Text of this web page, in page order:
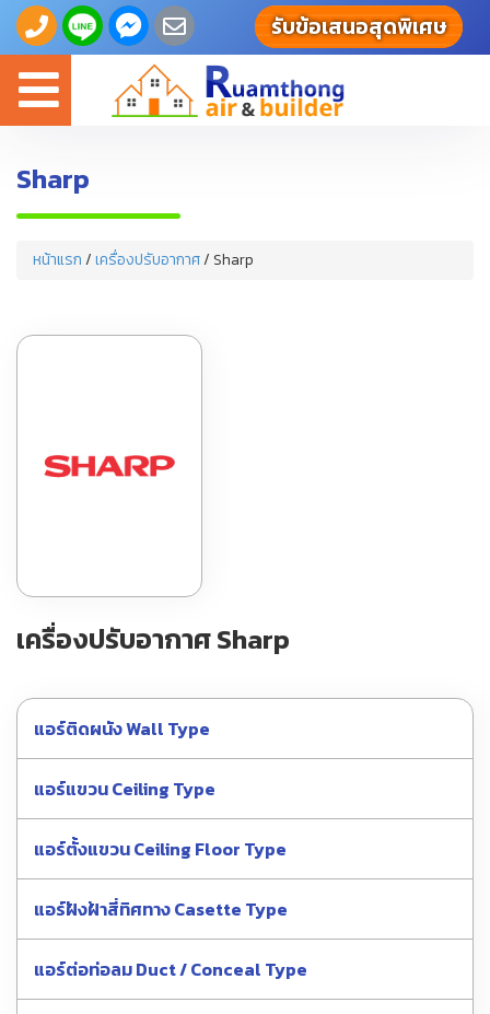
รับข้อเสนอสุดพิเศษ
Toggle
navigation
Sharp
หน้าแรก/เครื่องปรับอากาศ/ Sharp
เครื่องปรับอากาศ Sharp
แอร์ติดผนัง Wall Type
แอร์แขวน Ceiling Type
แอร์ตั้งแขวน Ceiling Floor Type
แอร์ฝังฝ้าสี่ทิศทาง Casette Type
แอร์ต่อท่อลม Duct / Conceal Type